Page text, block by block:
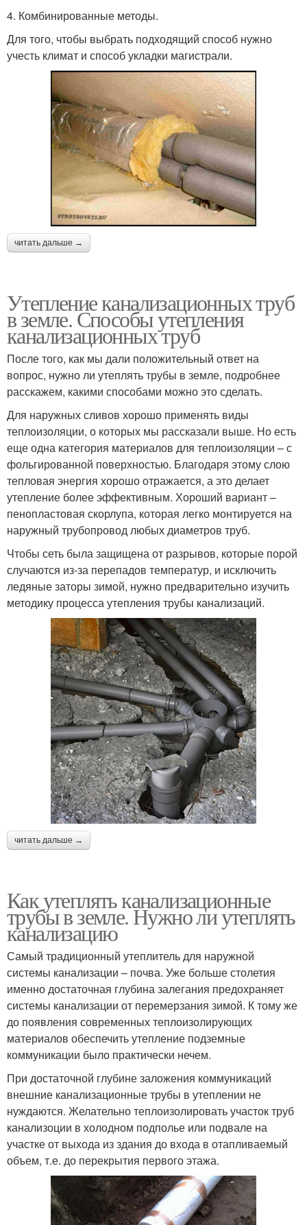
4. Комбинированные методы.
Для того, чтобы выбрать подходящий способ нужно
учесть климат и способ укладки магистрали.
читать дальше →
Утепление канализационных труб
в земле. Способы утепления
канализационных труб
После того, как мы дали положительный ответ на
вопрос, нужно ли утеплять трубы в земле, подробнее
расскажем, какими способами можно это сделать.
Для наружных сливов хорошо применять виды
теплоизоляции, о которых мы рассказали выше. Но есть
еще одна категория материалов для теплоизоляции – с
фольгированной поверхностью. Благодаря этому слою
тепловая энергия хорошо отражается, а это делает
утепление более эффективным. Хороший вариант –
пенопластовая скорлупа, которая легко монтируется на
наружный трубопровод любых диаметров труб.
Чтобы сеть была защищена от разрывов, которые порой
случаются из-за перепадов температур, и исключить
ледяные заторы зимой, нужно предварительно изучить
методику процесса утепления трубы канализаций.
читать дальше →
Как утеплять канализационные
трубы в земле. Нужно ли утеплять
канализацию
Самый традиционный утеплитель для наружной
системы канализации – почва. Уже больше столетия
именно достаточная глубина залегания предохраняет
системы канализации от перемерзания зимой. К тому же
до появления современных теплоизолирующих
материалов обеспечить утепление подземные
коммуникации было практически нечем.
При достаточной глубине заложения коммуникаций
внешние канализационные трубы в утеплении не
нуждаются. Желательно теплоизолировать участок труб
канализоции в холодном подполье или подвале на
участке от выхода из здания до входа в отапливаемый
объем, т.е. до перекрытия первого этажа.